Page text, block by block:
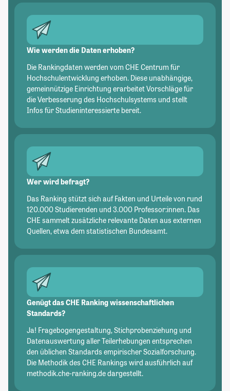
Wie werden die Daten erhoben?
Die Rankingdaten werden vom CHE Centrum für
Hochschulentwicklung erhoben. Diese unabhängige,
gemeinnützige Einrichtung erarbeitet Vorschläge für
die Verbesserung des Hochschulsystems und stellt
Infos für Studieninteressierte bereit.
Wer wird befragt?
Das Ranking stützt sich auf Fakten und Urteile von rund
120.000 Studierenden und 3.000 Professor:innen. Das
CHE sammelt zusätzliche relevante Daten aus externen
Quellen, etwa dem statistischen Bundesamt.
Genügt das CHE Ranking wissenschaftlichen
Standards?
Ja! Fragebogengestaltung, Stichprobenziehung und
Datenauswertung aller Teilerhebungen entsprechen
den üblichen Standards empirischer Sozialforschung.
Die Methodik des CHE Rankings wird ausführlich auf
methodik.che-ranking.de dargestellt.